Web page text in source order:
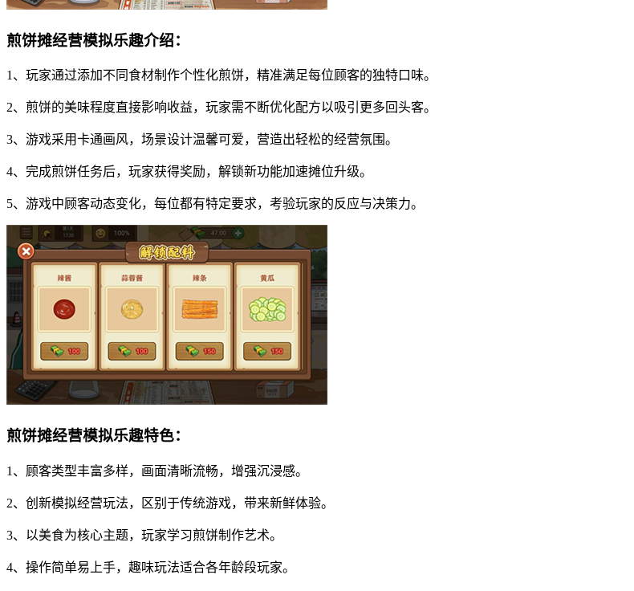
煎饼摊经营模拟乐趣介绍：
1、玩家通过添加不同食材制作个性化煎饼，精准满足每位顾客的独特口味。
2、煎饼的美味程度直接影响收益，玩家需不断优化配方以吸引更多回头客。
3、游戏采用卡通画风，场景设计温馨可爱，营造出轻松的经营氛围。
4、完成煎饼任务后，玩家获得奖励，解锁新功能加速摊位升级。
5、游戏中顾客动态变化，每位都有特定要求，考验玩家的反应与决策力。
煎饼摊经营模拟乐趣特色：
1、顾客类型丰富多样，画面清晰流畅，增强沉浸感。
2、创新模拟经营玩法，区别于传统游戏，带来新鲜体验。
3、以美食为核心主题，玩家学习煎饼制作艺术。
4、操作简单易上手，趣味玩法适合各年龄段玩家。